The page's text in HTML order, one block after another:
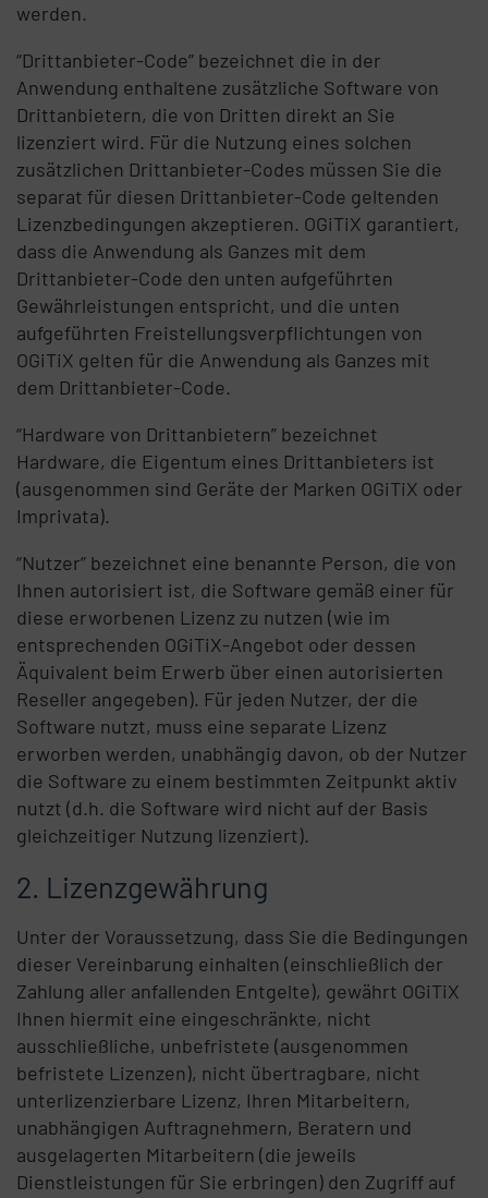
werden.
“Drittanbieter-Code” bezeichnet die in der
Anwendung enthaltene zusätzliche Software von
Drittanbietern, die von Dritten direkt an Sie
lizenziert wird. Für die Nutzung eines solchen
zusätzlichen Drittanbieter-Codes müssen Sie die
separat für diesen Drittanbieter-Code geltenden
Lizenzbedingungen akzeptieren. OGiTiX garantiert,
dass die Anwendung als Ganzes mit dem
Drittanbieter-Code den unten aufgeführten
Gewährleistungen entspricht, und die unten
aufgeführten Freistellungsverpflichtungen von
OGiTiX gelten für die Anwendung als Ganzes mit
dem Drittanbieter-Code.
“Hardware von Drittanbietern” bezeichnet
Hardware, die Eigentum eines Drittanbieters ist
(ausgenommen sind Geräte der Marken OGiTiX oder
Imprivata).
“Nutzer” bezeichnet eine benannte Person, die von
Ihnen autorisiert ist, die Software gemäß einer für
diese erworbenen Lizenz zu nutzen (wie im
entsprechenden OGiTiX-Angebot oder dessen
Äquivalent beim Erwerb über einen autorisierten
Reseller angegeben). Für jeden Nutzer, der die
Software nutzt, muss eine separate Lizenz
erworben werden, unabhängig davon, ob der Nutzer
die Software zu einem bestimmten Zeitpunkt aktiv
nutzt (d.h. die Software wird nicht auf der Basis
gleichzeitiger Nutzung lizenziert).
Lizenzgewährung
Unter der Voraussetzung, dass Sie die Bedingungen
dieser Vereinbarung einhalten (einschließlich der
Zahlung aller anfallenden Entgelte), gewährt OGiTiX
Ihnen hiermit eine eingeschränkte, nicht
ausschließliche, unbefristete (ausgenommen
befristete Lizenzen), nicht übertragbare, nicht
unterlizenzierbare Lizenz, Ihren Mitarbeitern,
unabhängigen Auftragnehmern, Beratern und
ausgelagerten Mitarbeitern (die jeweils
Dienstleistungen für Sie erbringen) den Zugriff auf